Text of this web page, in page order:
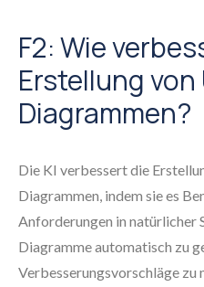
F2: Wie
Erstellung
Diagrammen?
Die KI verbessert die
Diagrammen, indem sie es
Anforderungen in natürlicher
Diagramme automatisch zu
Verbesserungsvorschläge